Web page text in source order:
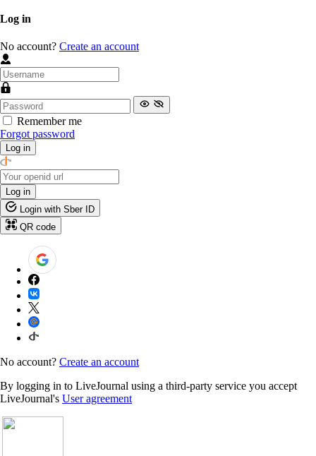
Log in
No account? Create an account
Remember me
Forgot password
Log in
Log in
Login with Sber ID
QR code
No account? Create an account
By logging in to LiveJournal using a third-party service you accept
LiveJournal's User agreement